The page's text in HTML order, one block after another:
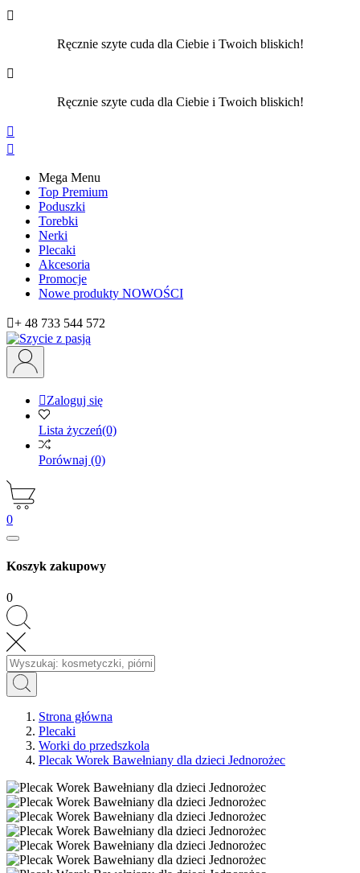

Ręcznie szyte cuda dla Ciebie i Twoich bliskich!

Ręcznie szyte cuda dla Ciebie i Twoich bliskich!


Mega Menu
Top Premium
Poduszki
Torebki
Nerki
Plecaki
Akcesoria
Promocje
Nowe produkty NOWOŚCI
+ 48 733 544 572
Zaloguj się
Lista życzeń(0)
Porównaj (0)
0
Koszyk zakupowy
0
Strona główna
Plecaki
Worki do przedszkola
Plecak Worek Bawełniany dla dzieci Jednorożec